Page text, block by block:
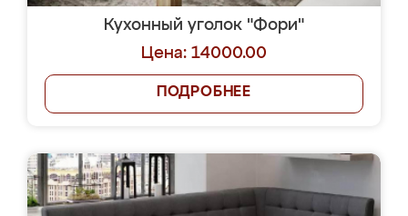
Кухонный уголок "Фори"
Цена: 14000.00
ПОДРОБНЕЕ